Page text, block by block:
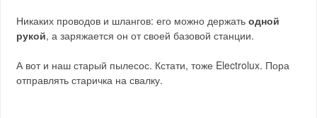
Никаких проводов и шлангов: его можно держатьодной
рукой, а заряжается он от своей базовой станции.
А вот и наш старый пылесос. Кстати, тоже Electrolux. Пора
отправлять старичка на свалку.